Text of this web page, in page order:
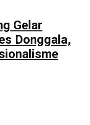
Gelar
Donggala,